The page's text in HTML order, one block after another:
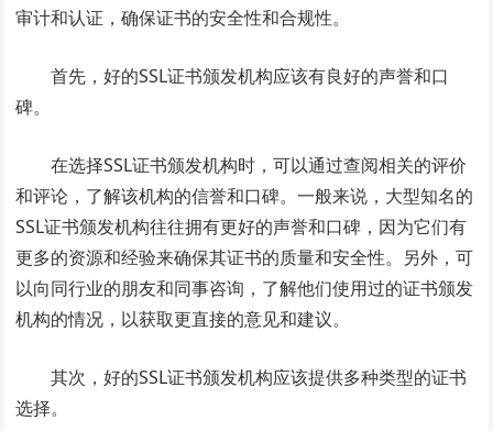
审计和认证，确保证书的安全性和合规性。
首先，好的SSL证书颁发机构应该有良好的声誉和口
碑。
在选择SSL证书颁发机构时，可以通过查阅相关的评价
和评论，了解该机构的信誉和口碑。一般来说，大型知名的
SSL证书颁发机构往往拥有更好的声誉和口碑，因为它们有
更多的资源和经验来确保其证书的质量和安全性。另外，可
以向同行业的朋友和同事咨询，了解他们使用过的证书颁发
机构的情况，以获取更直接的意见和建议。
其次，好的SSL证书颁发机构应该提供多种类型的证书
选择。